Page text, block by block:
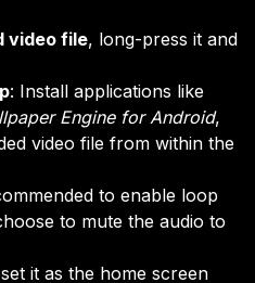
video file, long-press it and
: Install applications like
Engine for Android,
video file from within the
to enable loop
to mute the audio to
it as the home screen